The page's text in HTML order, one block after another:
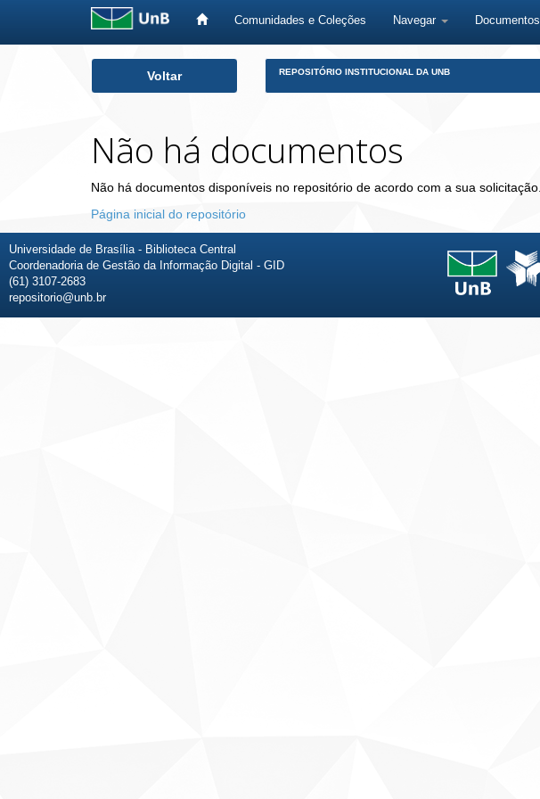
Comunidades e Coleções Navegar Documentos
Voltar REPOSITÓRIO INSTITUCIONAL DA UNB
Não há documentos
Não há documentos disponíveis no repositório de acordo com a sua solicitação.
Página inicial do repositório
Universidade de Brasília - Biblioteca Central
Coordenadoria de Gestão da Informação Digital - GID
(61) 3107-2683
repositorio@unb.br